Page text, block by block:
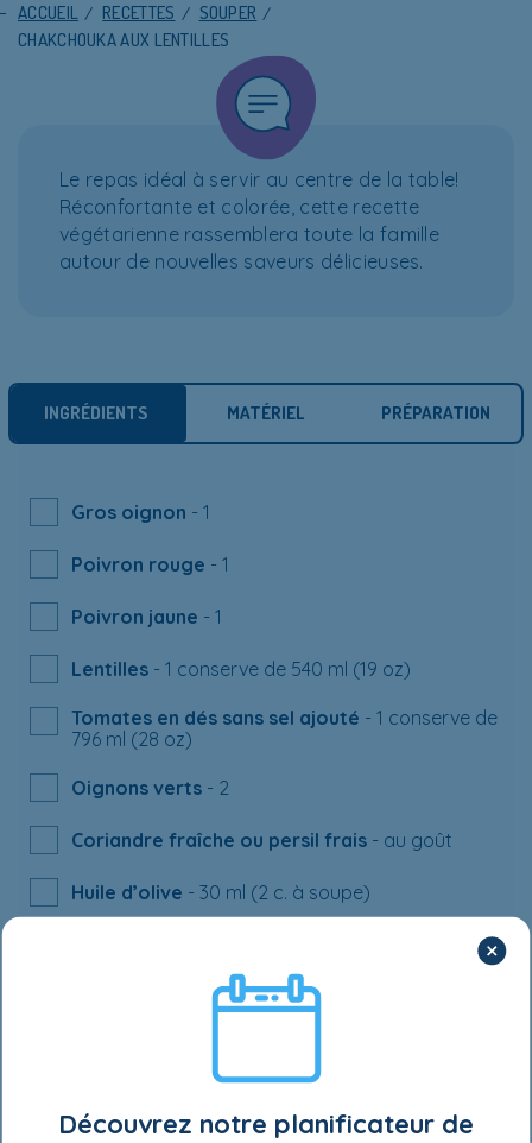
ACCUEIL / RECETTES / SOUPER /
CHAKCHOUKA AUX LENTILLES
Le repas idéal à servir au centre de la table!
Réconfortante et colorée, cette recette
végétarienne rassemblera toute la famille
autour de nouvelles saveurs délicieuses.
INGRÉDIENTS MATÉRIEL PRÉPARATION
Gros oignon - 1
Poivron rouge - 1
Poivron jaune - 1
Lentilles - 1 conserve de 540 ml (19 oz)
Tomates en dés sans sel ajouté - 1 conserve de
796 ml (28 oz)
Oignons verts - 2
Coriandre fraîche ou persil frais - au goût
Huile d’olive - 30 ml (2 c. à soupe)
Ras-el-hanout (mélange d’épices utilisé dans
les pays du Maghreb) ou poudre de cari
- 5 ml (1 c. à thé)
Œufs- 4
Découvrez notre planificateur de